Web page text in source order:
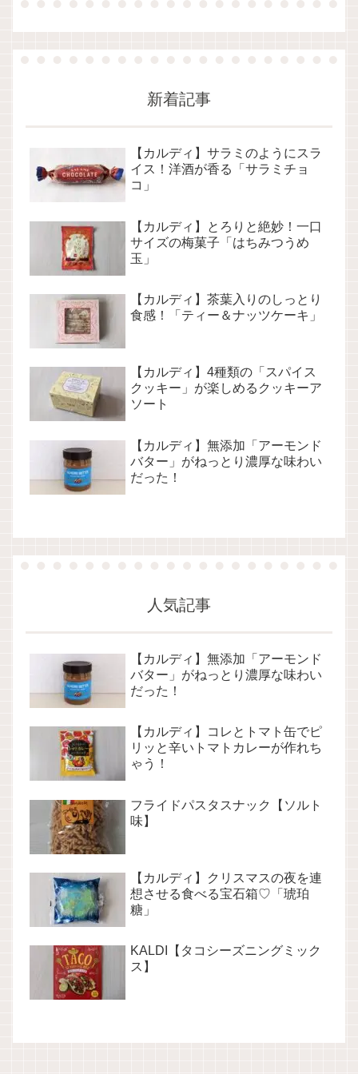
新着記事
【カルディ】サラミのようにスラ
イス！洋酒が香る「サラミチョ
コ」
【カルディ】とろりと絶妙！一口
サイズの梅菓子「はちみつうめ
玉」
【カルディ】茶葉入りのしっとり
食感！「ティー＆ナッツケーキ」
【カルディ】4種類の「スパイス
クッキー」が楽しめるクッキーア
ソート
【カルディ】無添加「アーモンド
バター」がねっとり濃厚な味わい
だった！
人気記事
【カルディ】無添加「アーモンド
バター」がねっとり濃厚な味わい
だった！
【カルディ】コレとトマト缶でピ
リッと辛いトマトカレーが作れち
ゃう！
フライドパスタスナック【ソルト
味】
【カルディ】クリスマスの夜を連
想させる食べる宝石箱♡「琥珀
糖」
KALDI【タコシーズニングミック
ス】